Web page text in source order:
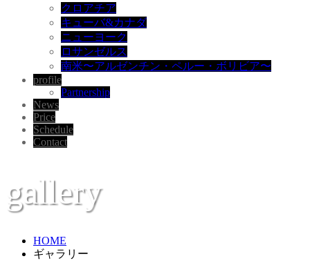
クロアチア
キューバ&カナダ
ニューヨーク
ロサンゼルス
南米〜アルゼンチン・ペルー・ボリビア〜
profile
Partnership
News
Price
Schedule
Contact
gallery
HOME
ギャラリー